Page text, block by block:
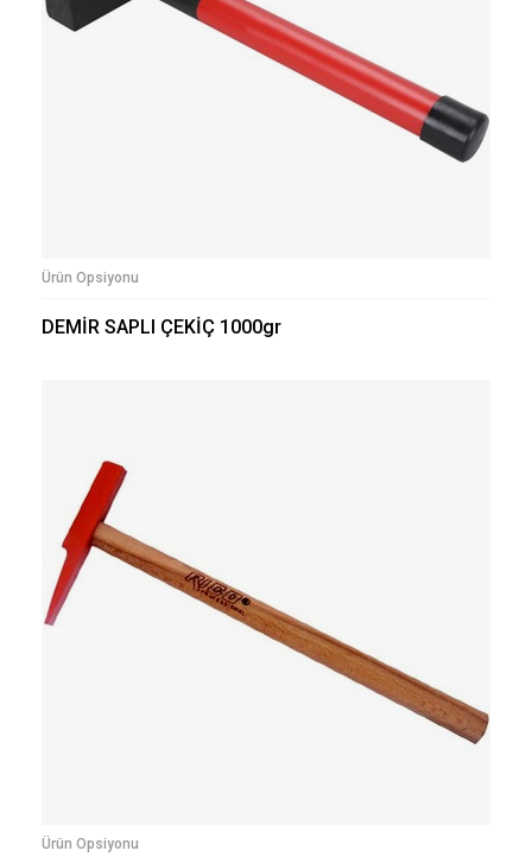
Ürün Opsiyonu
DEMİR SAPLI ÇEKİÇ 1000gr
Ürün Opsiyonu